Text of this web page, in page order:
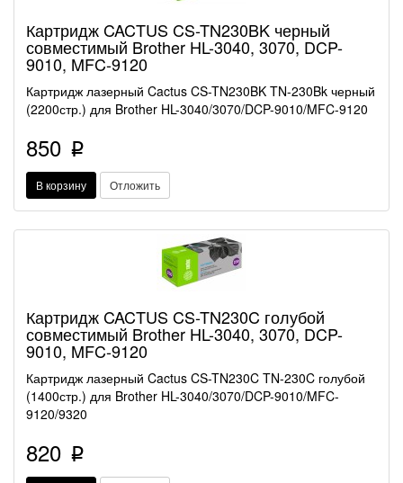
Картридж CACTUS CS-TN230BK черный
совместимый Brother HL-3040, 3070, DCP-
9010, MFC-9120
Картридж лазерный Cactus CS-TN230BK TN-230Bk черный
(2200стр.) для Brother HL-3040/3070/DCP-9010/MFC-9120
850 p
В корзину Отложить
Картридж CACTUS CS-TN230C голубой
совместимый Brother HL-3040, 3070, DCP-
9010, MFC-9120
Картридж лазерный Cactus CS-TN230C TN-230C голубой
(1400стр.) для Brother HL-3040/3070/DCP-9010/MFC-
9120/9320
820 p